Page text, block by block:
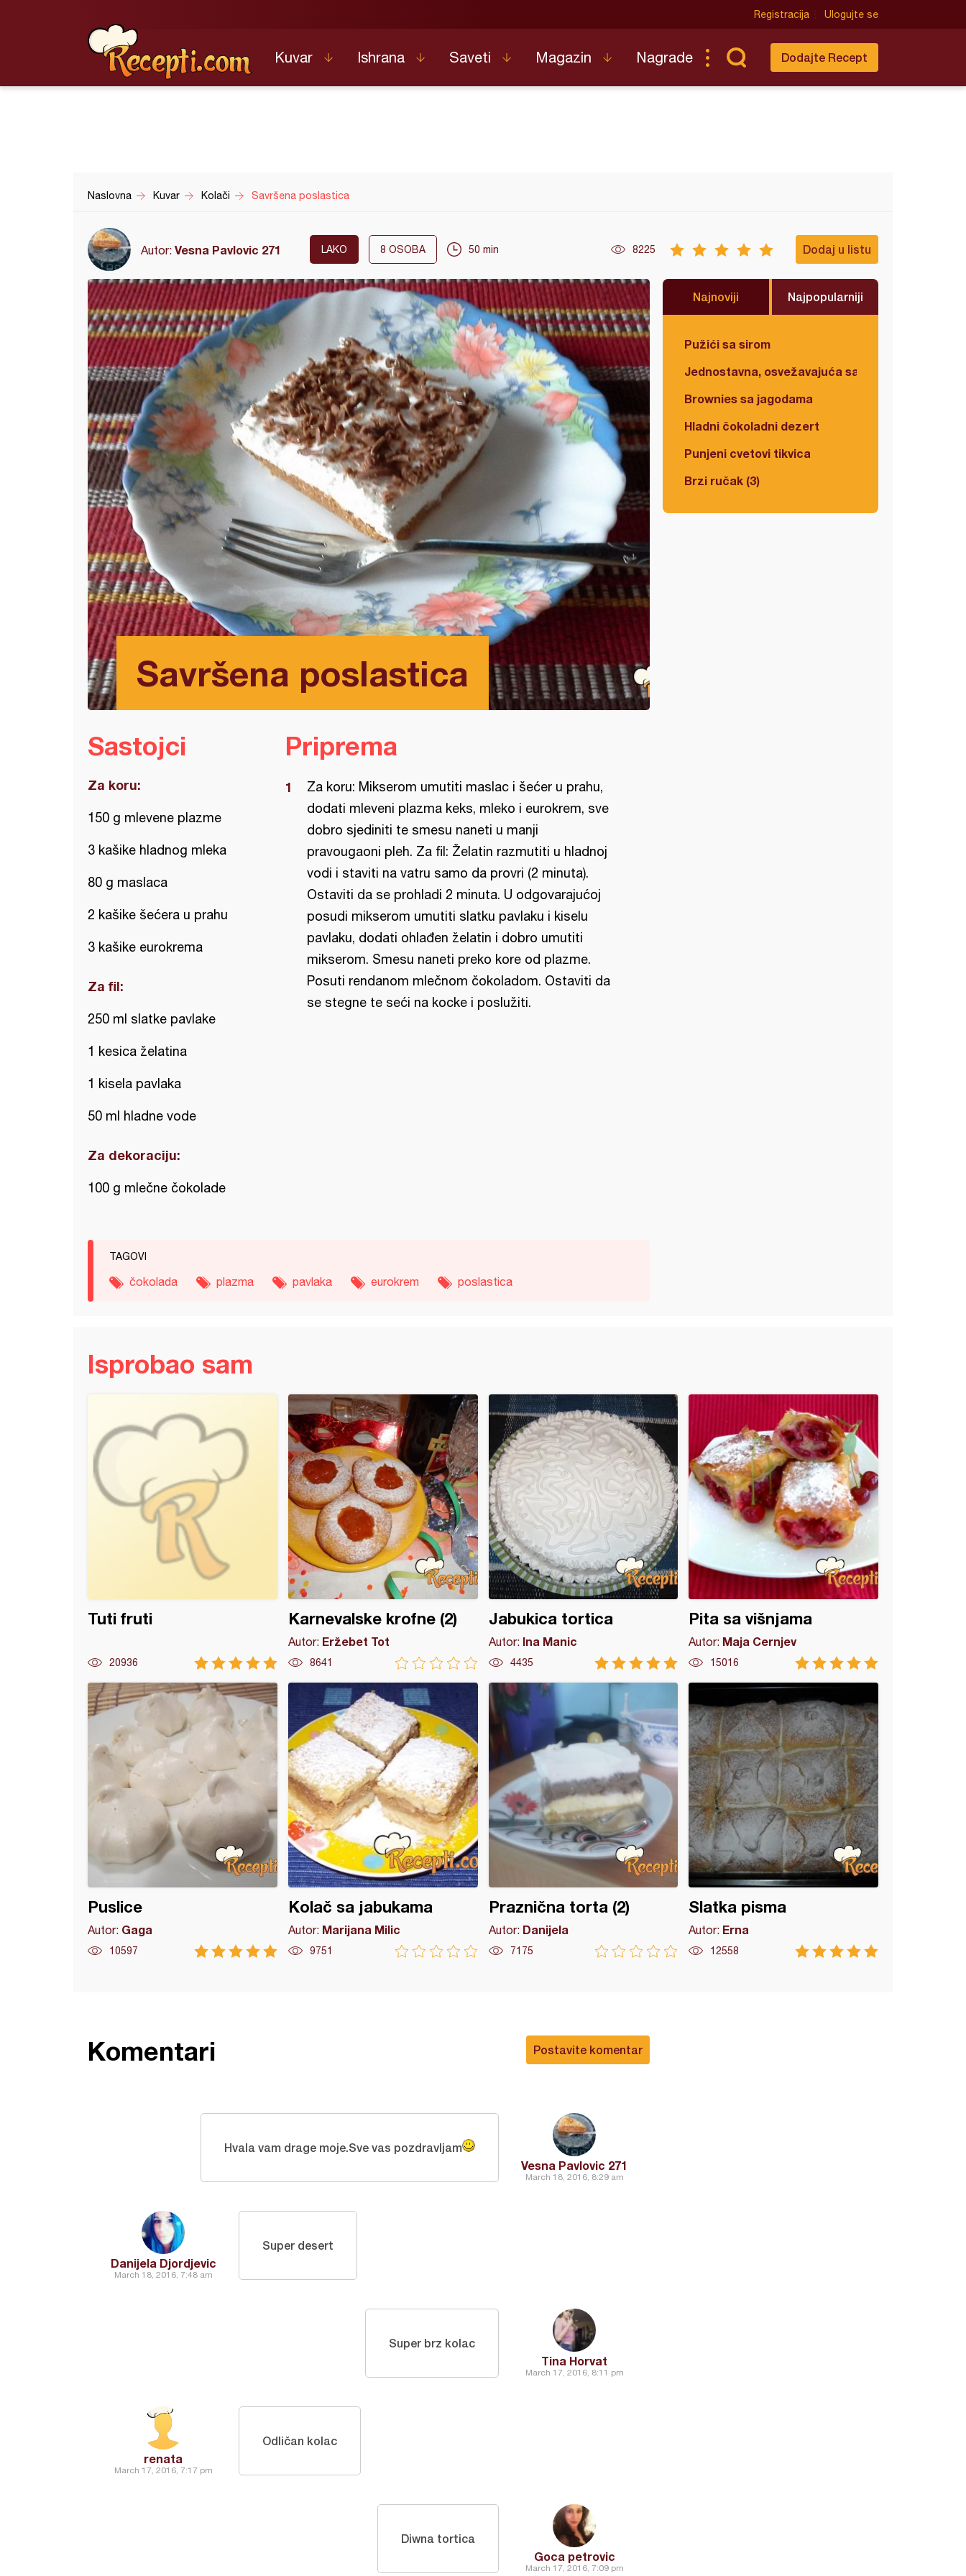
Registracija Ulogujte se
Kuvar Ishrana Saveti Magazin Nagrade Dodajte Recept
Naslovna Kuvar Kolači Savršena poslastica
Autor: Vesna Pavlovic 271 LAKO 8 OSOBA 50 min 8225 Dodaj u listu
Savršena poslastica
Najnoviji Najpopularniji
Pužići sa sirom
Jednostavna, osvežavajuća salata
Brownies sa jagodama
Hladni čokoladni dezert
Punjeni cvetovi tikvica
Brzi ručak (3)
Sastojci
Za koru:
150 g mlevene plazme
3 kašike hladnog mleka
80 g maslaca
2 kašike šećera u prahu
3 kašike eurokrema
Za fil:
250 ml slatke pavlake
1 kesica želatina
1 kisela pavlaka
50 ml hladne vode
Za dekoraciju:
100 g mlečne čokolade
Priprema
Za koru: Mikserom umutiti maslac i šećer u prahu,
dodati mleveni plazma keks, mleko i eurokrem, sve
dobro sjediniti te smesu naneti u manji
pravougaoni pleh. Za fil: Želatin razmutiti u hladnoj
vodi i staviti na vatru samo da provri (2 minuta).
Ostaviti da se prohladi 2 minuta. U odgovarajućoj
posudi mikserom umutiti slatku pavlaku i kiselu
pavlaku, dodati ohlađen želatin i dobro umutiti
mikserom. Smesu naneti preko kore od plazme.
Posuti rendanom mlečnom čokoladom. Ostaviti da
se stegne te seći na kocke i poslužiti.
TAGOVI
čokolada plazma pavlaka eurokrem poslastica
Isprobao sam
Tuti fruti
20936
Karnevalske krofne (2)
Autor: Eržebet Tot
8641
Jabukica tortica
Autor: Ina Manic
4435
Pita sa višnjama
Autor: Maja Cernjev
15016
Puslice
Autor: Gaga
10597
Kolač sa jabukama
Autor: Marijana Milic
9751
Praznična torta (2)
Autor: Danijela
7175
Slatka pisma
Autor: Erna
12558
Postavite komentar
Komentari
Vesna Pavlovic 271
March 18, 2016, 8:29 am
Hvala vam drage moje.Sve vas pozdravljam
Danijela Djordjevic
March 18, 2016, 7:48 am
Super desert
Tina Horvat
March 17, 2016, 8:11 pm
Super brz kolac
renata
March 17, 2016, 7:17 pm
Odličan kolac
Goca petrovic
March 17, 2016, 7:09 pm
Diwna tortica